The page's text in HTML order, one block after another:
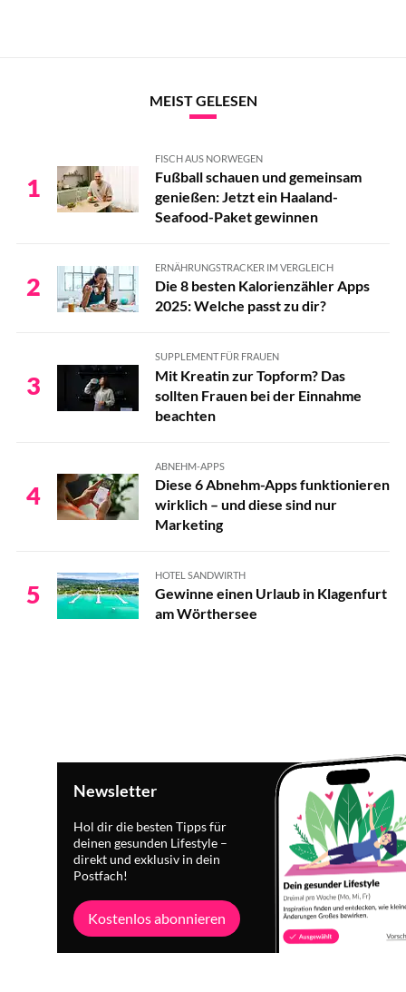
MEIST GELESEN
1
FISCH AUS NORWEGEN
Fußball schauen und gemeinsam
genießen: Jetzt ein Haaland-
Seafood-Paket gewinnen
2
ERNÄHRUNGSTRACKER IM VERGLEICH
Die 8 besten Kalorienzähler Apps
2025: Welche passt zu dir?
3
SUPPLEMENT FÜR FRAUEN
Mit Kreatin zur Topform? Das
sollten Frauen bei der Einnahme
beachten
4
ABNEHM-APPS
Diese 6 Abnehm-Apps funktionieren
wirklich – und diese sind nur
Marketing
5
HOTEL SANDWIRTH
Gewinne einen Urlaub in Klagenfurt
am Wörthersee
Newsletter
Hol dir die besten Tipps für
deinen gesunden Lifestyle –
direkt und exklusiv in dein
Postfach!
Kostenlos abonnieren